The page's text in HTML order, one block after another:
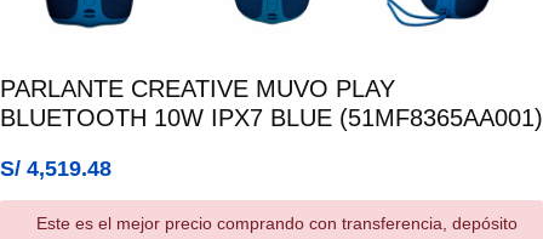
PARLANTE CREATIVE MUVO PLAY
BLUETOOTH 10W IPX7 BLUE (51MF8365AA001)
S/ 4,519.48
Este es el mejor precio comprando con transferencia, depósito